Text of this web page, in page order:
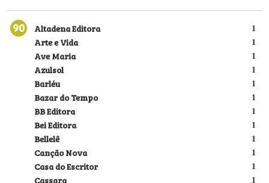
90 1
Altadena Editora
1
Arte e Vida
1
Ave Maria
1
Azulsol
1
Barléu
1
Bazar do Tempo
1
BB Editora
1
Bei Editora
1
Bellelê
1
Canção Nova
1
Casa do Escritor
1
Cassara